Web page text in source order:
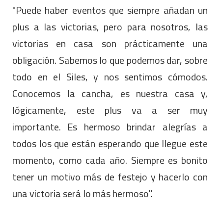
"Puede haber eventos que siempre añadan un
plus a las victorias, pero para nosotros, las
victorias en casa son prácticamente una
obligación. Sabemos lo que podemos dar, sobre
todo en el Siles, y nos sentimos cómodos.
Conocemos la cancha, es nuestra casa y,
lógicamente, este plus va a ser muy
importante. Es hermoso brindar alegrías a
todos los que están esperando que llegue este
momento, como cada año. Siempre es bonito
tener un motivo más de festejo y hacerlo con
una victoria será lo más hermoso".